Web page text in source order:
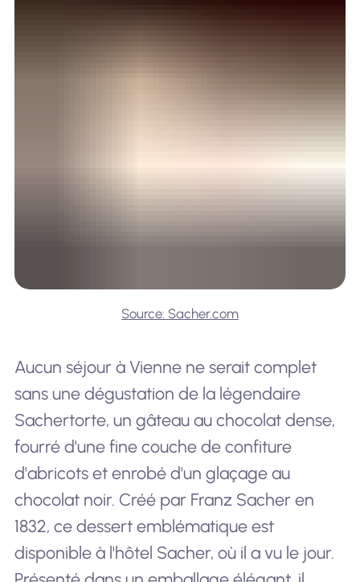
Source: Sacher.com
Aucun séjour à Vienne ne serait complet
sans une dégustation de la légendaire
Sachertorte, un gâteau au chocolat dense,
fourré d'une fine couche de confiture
d'abricots et enrobé d'un glaçage au
chocolat noir. Créé par Franz Sacher en
1832, ce dessert emblématique est
disponible à l'hôtel Sacher, où il a vu le jour.